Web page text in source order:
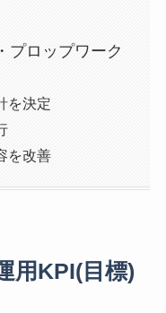
プロップワーク
を決定
を改善
用KPI(目標)